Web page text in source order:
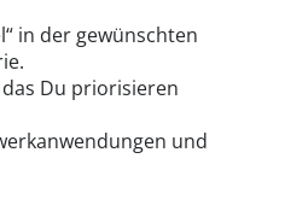
in der gewünschten
Du priorisieren
und